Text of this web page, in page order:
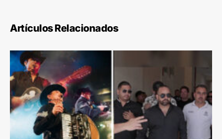
Artículos Relacionados